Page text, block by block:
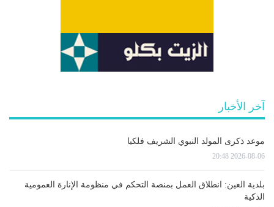
آخر الأخبار
موعد ذكرى المولد النبوي الشريف فلكيا
2026-08-06 20:48
بلدية العين: انطلاق العمل بمنصة التحكم في منظومة الإنارة العمومية
الذكية